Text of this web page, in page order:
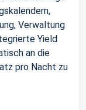
Verwaltung
Yield
an die
pro Nacht zu